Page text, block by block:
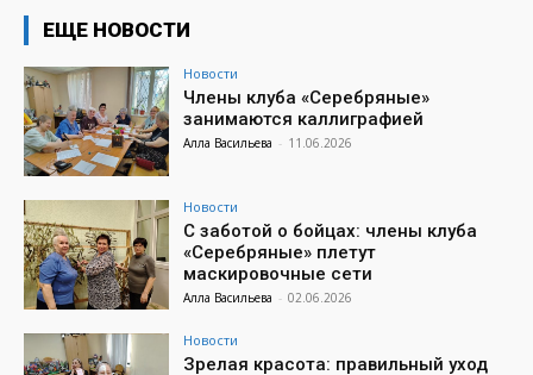
ЕЩЕ НОВОСТИ
Новости
Члены клуба «Серебряные»
занимаются каллиграфией
Алла Васильева - 11.06.2026
Новости
С заботой о бойцах: члены клуба
«Серебряные» плетут
маскировочные сети
Алла Васильева - 02.06.2026
Новости
Зрелая красота: правильный уход